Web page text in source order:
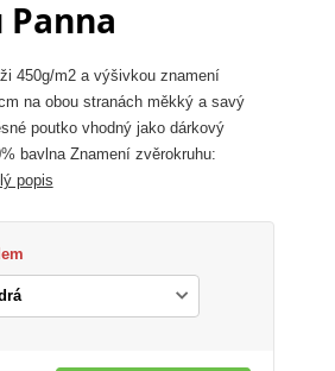
450g/m2 a výšivkou znamení
na obou stranách měkký a savý
poutko vhodný jako dárkový
bavlna Znamení zvěrokruhu:
popis